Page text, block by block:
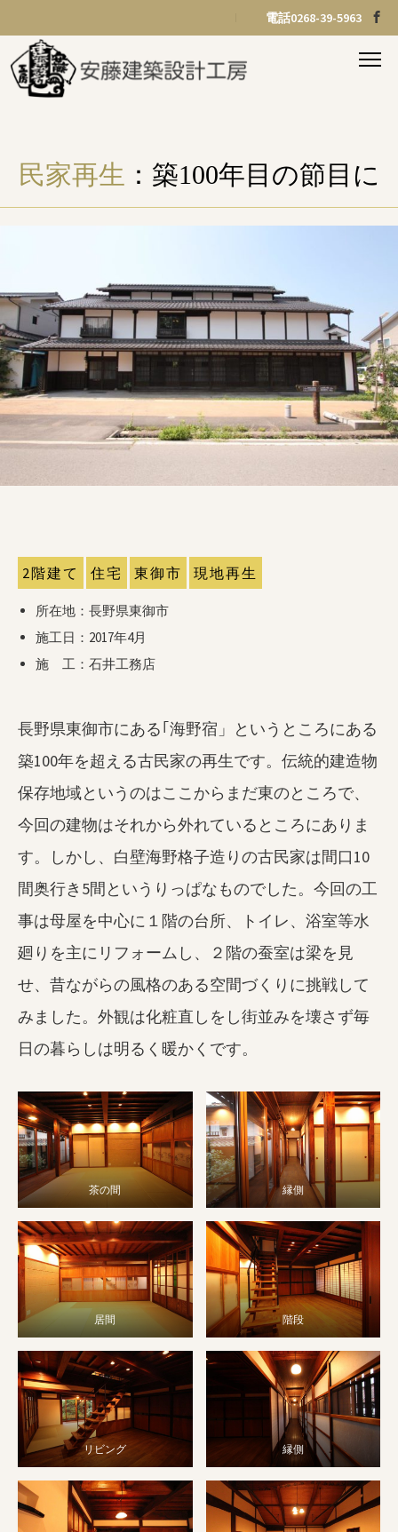
電話0268-39-5963
民家再生 ：築100年目の節目に
2階建て 住宅 東御市 現地再生
所在地：長野県東御市
施工日：2017年4月
施 工：石井工務店
長野県東御市にある｢海野宿」というところにある
築100年を超える古民家の再生です。伝統的建造物
保存地域というのはここからまだ東のところで、
今回の建物はそれから外れているところにありま
す。しかし、白壁海野格子造りの古民家は間口10
間奥行き5間というりっぱなものでした。今回の工
事は母屋を中心に１階の台所、トイレ、浴室等水
廻りを主にリフォームし、２階の蚕室は梁を見
せ、昔ながらの風格のある空間づくりに挑戦して
みました。外観は化粧直しをし街並みを壊さず毎
日の暮らしは明るく暖かくです。
茶の間 縁側
居間 階段
リビング 縁側